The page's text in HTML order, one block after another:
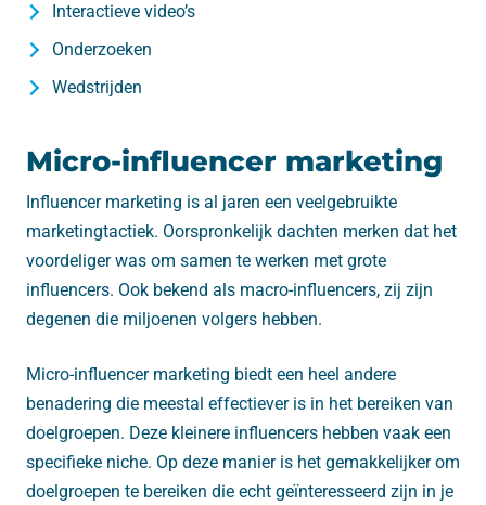
Interactieve video’s
Onderzoeken
Wedstrijden
Micro-influencer marketing
Influencer marketing is al jaren een veelgebruikte
marketingtactiek. Oorspronkelijk dachten merken dat het
voordeliger was om samen te werken met grote
influencers. Ook bekend als macro-influencers, zij zijn
degenen die miljoenen volgers hebben.
Micro-influencer marketing biedt een heel andere
benadering die meestal effectiever is in het bereiken van
doelgroepen. Deze kleinere influencers hebben vaak een
specifieke niche. Op deze manier is het gemakkelijker om
doelgroepen te bereiken die echt geïnteresseerd zijn in je